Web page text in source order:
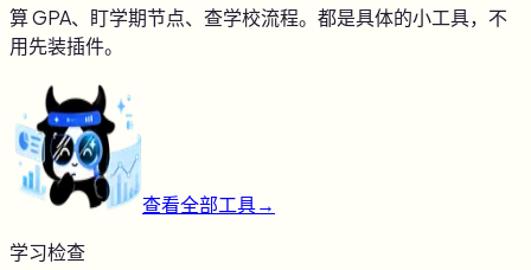
算 GPA、盯学期节点、查学校流程。都是具体的小工具，不
用先装插件。
查看全部工具→
学习检查